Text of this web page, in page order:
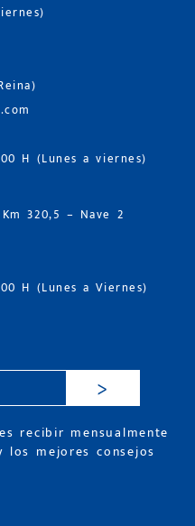
H (Lunes a viernes)
320,5 – Nave 2
H (Lunes a Viernes)
>
recibir mensualmente
los mejores consejos